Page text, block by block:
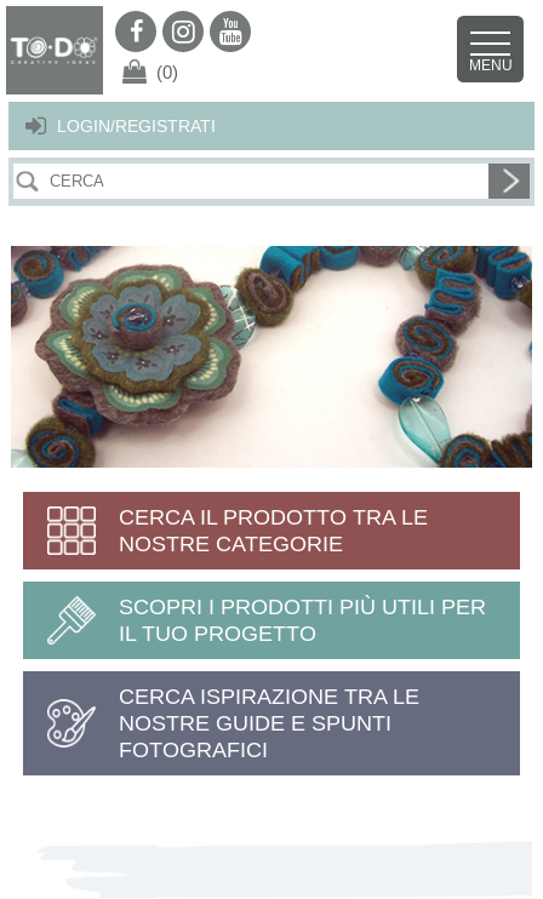
Per offrirti il miglior servizio possibile questo sito utilizza i cookies.
Continuando la navigazione nel sito autorizzi l’uso dei cookies. Per ulteriori
LOGIN/REGISTRATI
(0) MENU
CERCA IL PRODOTTO TRA LE
NOSTRE CATEGORIE
SCOPRI I PRODOTTI PIÙ UTILI PER
IL TUO PROGETTO
CERCA ISPIRAZIONE TRA LE
NOSTRE GUIDE E SPUNTI
FOTOGRAFICI